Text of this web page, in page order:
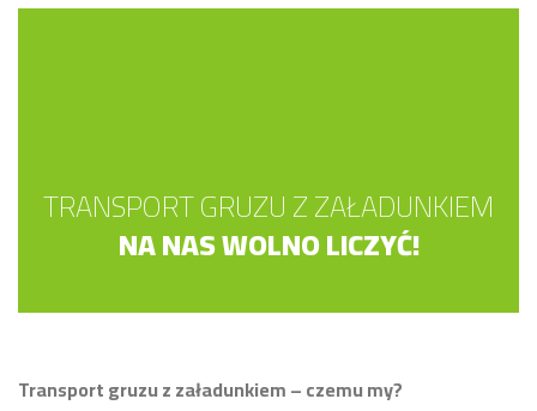
TRANSPORT GRUZU Z ZAŁADUNKIEM
NA NAS WOLNO LICZYĆ!
Transport gruzu z załadunkiem – czemu my?